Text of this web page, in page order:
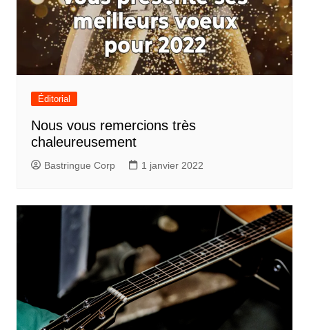
Éditorial
Nous vous remercions très
chaleureusement
Bastringue Corp 1 janvier 2022